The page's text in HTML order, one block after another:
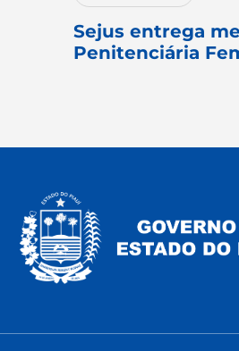
Sejus entrega
Penitenciária